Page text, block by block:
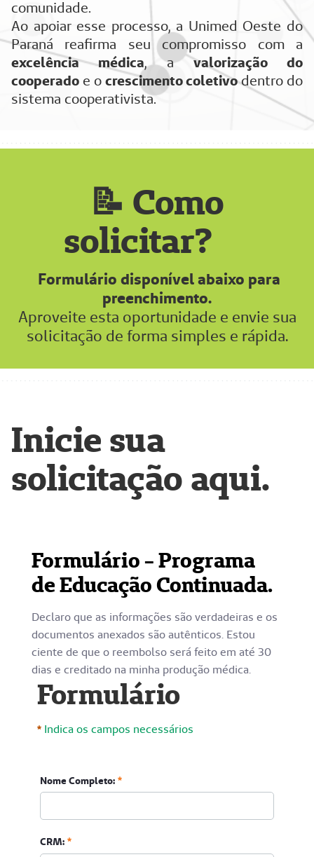
comunidade.
Ao apoiar esse processo, a Unimed Oeste do
Paraná reafirma seu compromisso com a
excelência médica, avalorização do
cooperado e ocrescimento coletivodentro do
sistema cooperativista.
📝 Como
solicitar?
Formulário disponível abaixo para
preenchimento.
Aproveite esta oportunidade e envie sua
solicitação de forma simples e rápida.
Inicie sua
solicitação aqui.
Formulário - Programa
de Educação Continuada.
Declaro que as informações são verdadeiras e os
documentos anexados são autênticos. Estou
ciente de que o reembolso será feito em até 30
dias e creditado na minha produção médica.
Formulário
Indica os campos necessários
Nome Completo:
CRM: